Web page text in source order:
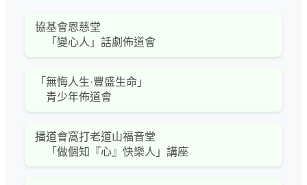
協基會恩慈堂
「變心人」話劇佈道會
「無悔人生·豐盛生命」
青少年佈道會
播道會窩打老道山福音堂
「做個知『心』快樂人」講座